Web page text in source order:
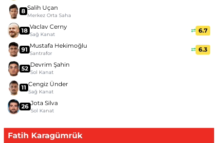
8 Salih Uçan
Merkez Orta Saha
18 Vaclav Cerny
Sağ Kanat
6.7
91 Mustafa Hekimoğlu
Santrafor
6.3
52 Devrim Şahin
Sol Kanat
11 Cengiz Ünder
Sağ Kanat
26 Jota Silva
Sol Kanat
Fatih Karagümrük